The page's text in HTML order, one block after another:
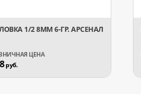
1/2 8ММ 6-ГР. АРСЕНАЛ
руб.